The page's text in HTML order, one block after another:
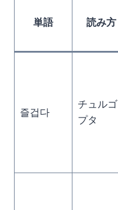
単語 読み方
즐겁다
チュルゴ
プタ